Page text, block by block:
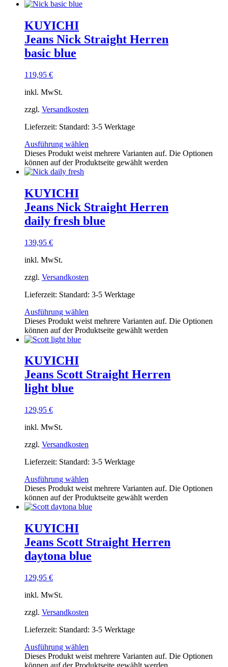
KUYICHI
Jeans Nick Straight Herren
basic blue
119,95 €
inkl. MwSt.
zzgl. Versandkosten
Lieferzeit: Standard: 3-5 Werktage
Ausführung wählen
Dieses Produkt weist mehrere Varianten auf. Die Optionen
können auf der Produktseite gewählt werden
KUYICHI
Jeans Nick Straight Herren
daily fresh blue
139,95 €
inkl. MwSt.
zzgl. Versandkosten
Lieferzeit: Standard: 3-5 Werktage
Ausführung wählen
Dieses Produkt weist mehrere Varianten auf. Die Optionen
können auf der Produktseite gewählt werden
KUYICHI
Jeans Scott Straight Herren
light blue
129,95 €
inkl. MwSt.
zzgl. Versandkosten
Lieferzeit: Standard: 3-5 Werktage
Ausführung wählen
Dieses Produkt weist mehrere Varianten auf. Die Optionen
können auf der Produktseite gewählt werden
KUYICHI
Jeans Scott Straight Herren
daytona blue
129,95 €
inkl. MwSt.
zzgl. Versandkosten
Lieferzeit: Standard: 3-5 Werktage
Ausführung wählen
Dieses Produkt weist mehrere Varianten auf. Die Optionen